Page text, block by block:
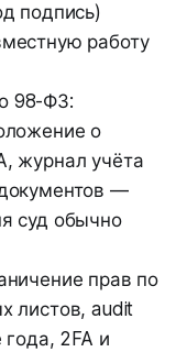
подпись)
работу
98-ФЗ:
о
журнал учёта
—
суд обычно
прав по
листов, audit
2FA и